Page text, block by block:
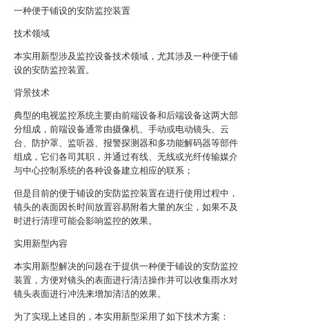
一种便于铺设的安防监控装置
技术领域
本实用新型涉及监控设备技术领域，尤其涉及一种便于铺
设的安防监控装置。
背景技术
典型的电视监控系统主要由前端设备和后端设备这两大部
分组成，前端设备通常由摄像机、手动或电动镜头、云
台、防护罩、监听器、报警探测器和多功能解码器等部件
组成，它们各司其职，并通过有线、无线或光纤传输媒介
与中心控制系统的各种设备建立相应的联系；
但是目前的便于铺设的安防监控装置在进行使用过程中，
镜头的表面因长时间放置容易附着大量的灰尘，如果不及
时进行清理可能会影响监控的效果。
实用新型内容
本实用新型解决的问题在于提供一种便于铺设的安防监控
装置，方便对镜头的表面进行清洁操作并可以收集雨水对
镜头表面进行冲洗来增加清洁的效果。
为了实现上述目的，本实用新型采用了如下技术方案：